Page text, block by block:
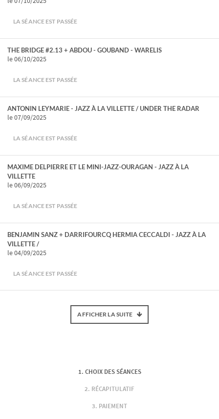
LA SÉANCE EST PASSÉE
THE BRIDGE #2.13 + ABDOU - GOUBAND - WARELIS
le 06/10/2025
LA SÉANCE EST PASSÉE
ANTONIN LEYMARIE - JAZZ À LA VILLETTE / UNDER THE RADAR
le 07/09/2025
LA SÉANCE EST PASSÉE
MAXIME DELPIERRE ET LE MINI-JAZZ-OURAGAN - JAZZ À LA
VILLETTE
le 06/09/2025
LA SÉANCE EST PASSÉE
BENJAMIN SANZ + DARRIFOURCQ HERMIA CECCALDI - JAZZ À LA
VILLETTE /
le 04/09/2025
LA SÉANCE EST PASSÉE
AFFICHER LA SUITE
CHOIX DES SÉANCES
RÉCAPITULATIF
PAIEMENT